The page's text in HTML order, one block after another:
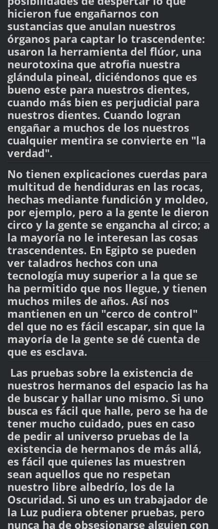
hicieron fue engañarnos con
sustancias que anulan nuestros
órganos para captar lo trascendente:
usaron la herramienta del flúor, una
neurotoxina que atrofia nuestra
glándula pineal, diciéndonos que es
bueno este para nuestros dientes,
cuando más bien es perjudicial para
nuestros dientes. Cuando logran
engañar a muchos de los nuestros
cualquier mentira se convierte en "la
verdad".
No tienen explicaciones cuerdas para
multitud de hendiduras en las rocas,
hechas mediante fundición y moldeo,
por ejemplo, pero a la gente le dieron
circo y la gente se engancha al circo; a
la mayoría no le interesan las cosas
trascendentes. En Egipto se pueden
ver taladros hechos con una
tecnología muy superior a la que se
ha permitido que nos llegue, y tienen
muchos miles de años. Así nos
mantienen en un "cerco de control"
del que no es fácil escapar, sin que la
mayoría de la gente se dé cuenta de
que es esclava.
Las pruebas sobre la existencia de
nuestros hermanos del espacio las ha
de buscar y hallar uno mismo. Si uno
busca es fácil que halle, pero se ha de
tener mucho cuidado, pues en caso
de pedir al universo pruebas de la
existencia de hermanos de más allá,
es fácil que quienes las muestren
sean aquellos que no respetan
nuestro libre albedrío, los de la
Oscuridad. Si uno es un trabajador de
la Luz pudiera obtener pruebas, pero
nunca ha de obsesionarse alguien con